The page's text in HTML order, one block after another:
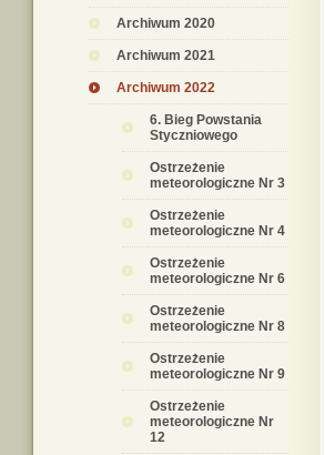
Archiwum 2020
Archiwum 2021
Archiwum 2022
6. Bieg Powstania
Styczniowego
Ostrzeżenie
meteorologiczne Nr 3
Ostrzeżenie
meteorologiczne Nr 4
Ostrzeżenie
meteorologiczne Nr 6
Ostrzeżenie
meteorologiczne Nr 8
Ostrzeżenie
meteorologiczne Nr 9
Ostrzeżenie
meteorologiczne Nr
12